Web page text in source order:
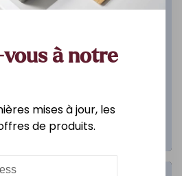
à notre
mises à jour, les
de produits.